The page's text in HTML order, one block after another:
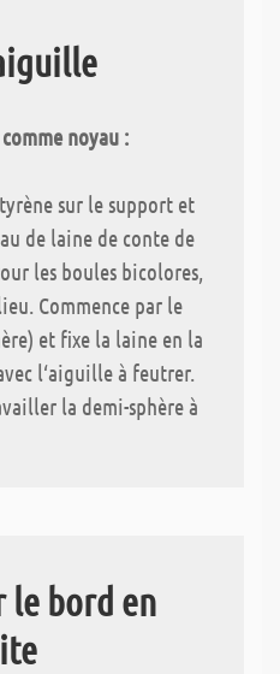
noyau :
sur le support et
de laine de conte de
les boules bicolores,
Commence par le
et fixe la laine en la
l‘aiguille à feutrer.
la demi-sphère à
le bord en